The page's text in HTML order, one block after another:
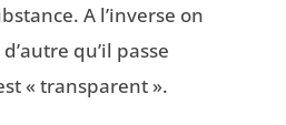
A l’inverse on
qu’il passe
« transparent ».